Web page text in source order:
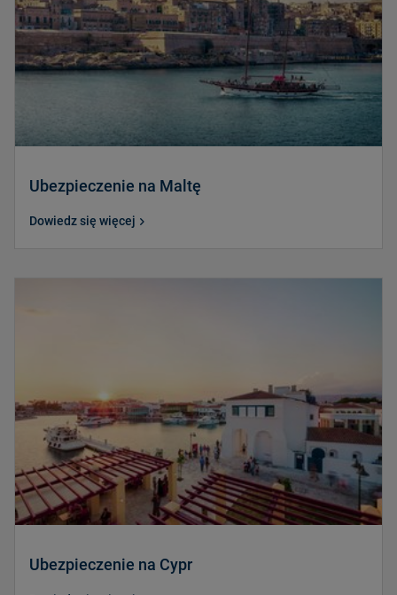
Ubezpieczenie na Maltę
Dowiedz się więcej
Ubezpieczenie na Cypr